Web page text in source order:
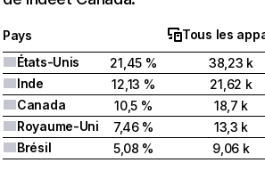
Pays
Tous les
États-Unis
21,45 %
38,23 k
Inde
12,13 %
21,62 k
Canada
10,5 %
18,7 k
Royaume-Uni
7,46 %
13,3 k
Brésil
5,08 % 9,06 k